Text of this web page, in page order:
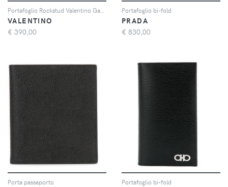
Portafoglio Rockstud Valentino Garavani
VALENTINO
€ 390,00
Portafoglio bi-fold
PRADA
€ 830,00
Porta passaporto Portafoglio bi-fold